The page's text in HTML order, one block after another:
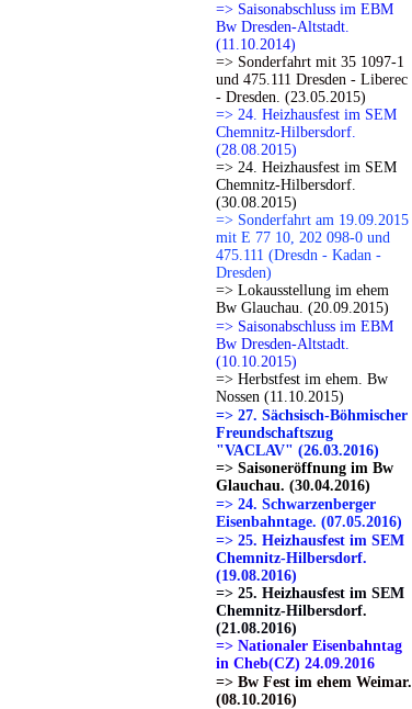
=> Saisonabschluss im EBM
Bw Dresden-Altstadt.
(11.10.2014)
=> Sonderfahrt mit 35 1097-1
und 475.111 Dresden - Liberec
- Dresden. (23.05.2015)
=> 24. Heizhausfest im SEM
Chemnitz-Hilbersdorf.
(28.08.2015)
=> 24. Heizhausfest im SEM
Chemnitz-Hilbersdorf.
(30.08.2015)
=> Sonderfahrt am 19.09.2015
mit E 77 10, 202 098-0 und
475.111 (Dresdn - Kadan -
Dresden)
=> Lokausstellung im ehem
Bw Glauchau. (20.09.2015)
=> Saisonabschluss im EBM
Bw Dresden-Altstadt.
(10.10.2015)
=> Herbstfest im ehem. Bw
Nossen (11.10.2015)
=> 27. Sächsisch-Böhmischer
Freundschaftszug
"VACLAV" (26.03.2016)
=> Saisoneröffnung im Bw
Glauchau. (30.04.2016)
=> 24. Schwarzenberger
Eisenbahntage. (07.05.2016)
=> 25. Heizhausfest im SEM
Chemnitz-Hilbersdorf.
(19.08.2016)
=> 25. Heizhausfest im SEM
Chemnitz-Hilbersdorf.
(21.08.2016)
=> Nationaler Eisenbahntag
in Cheb(CZ) 24.09.2016
=> Bw Fest im ehem Weimar.
(08.10.2016)